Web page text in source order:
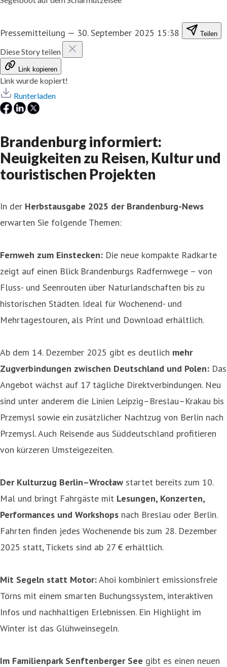
Pressemitteilung — 30. September 2025 15:38 Teilen
Diese Story teilen
Link kopieren
Link wurde kopiert!
Runterladen
Brandenburg informiert:
Neuigkeiten zu Reisen, Kultur und
touristischen Projekten
In der Herbstausgabe 2025 der Brandenburg-News
erwarten Sie folgende Themen:
Fernweh zum Einstecken: Die neue kompakte Radkarte
zeigt auf einen Blick Brandenburgs Radfernwege – von
Fluss- und Seenrouten über Naturlandschaften bis zu
historischen Städten. Ideal für Wochenend- und
Mehrtagestouren, als Print und Download erhältlich.
Ab dem 14. Dezember 2025 gibt es deutlich mehr
Zugverbindungen zwischen Deutschland und Polen: Das
Angebot wächst auf 17 tägliche Direktverbindungen. Neu
sind unter anderem die Linien Leipzig–Breslau–Krakau bis
Przemysl sowie ein zusätzlicher Nachtzug von Berlin nach
Przemysl. Auch Reisende aus Süddeutschland profitieren
von kürzeren Umsteigezeiten.
Der Kulturzug Berlin–Wrocław startet bereits zum 10.
Mal und bringt Fahrgäste mit Lesungen, Konzerten,
Performances und Workshops nach Breslau oder Berlin.
Fahrten finden jedes Wochenende bis zum 28. Dezember
2025 statt, Tickets sind ab 27 € erhältlich.
Mit Segeln statt Motor:Ahoi kombiniert emissionsfreie
Törns mit einem smarten Buchungssystem, interaktiven
Infos und nachhaltigen Erlebnissen. Ein Highlight im
Winter ist das Glühweinsegeln.
Im Familienpark Senftenberger See gibt es einen neuen